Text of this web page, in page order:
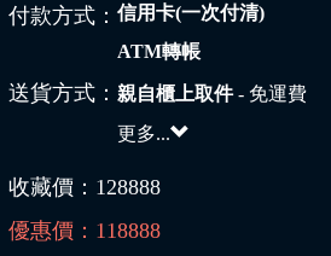
付款方式：信用卡(一次付清)
ATM轉帳
送貨方式：親自櫃上取件- 免運費
更多...
收藏價： 128888
優惠價： 118888